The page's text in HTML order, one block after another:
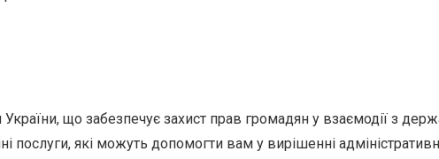
що забезпечує захист прав громадян у взаємодії з
послуги, які можуть допомогти вам у вирішенні